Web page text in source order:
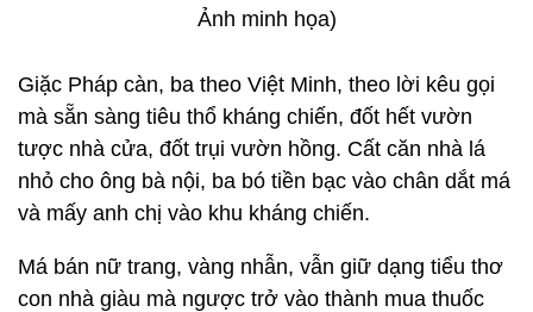
Ảnh minh họa)
Giặc Pháp càn, ba theo Việt Minh, theo lời kêu gọi
mà sẵn sàng tiêu thổ kháng chiến, đốt hết vườn
tược nhà cửa, đốt trụi vườn hồng. Cất căn nhà lá
nhỏ cho ông bà nội, ba bó tiền bạc vào chân dắt má
và mấy anh chị vào khu kháng chiến.
Má bán nữ trang, vàng nhẫn, vẫn giữ dạng tiểu thơ
con nhà giàu mà ngược trở vào thành mua thuốc